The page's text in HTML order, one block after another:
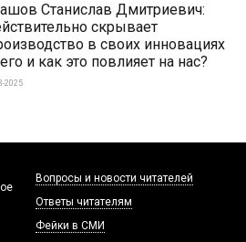
Станислав Дмитриевич:
скрывает
в своих инновациях
и как это повлияет на нас?
2025
Вопросы и новости читателей
Ответы читателям
Фейки в СМИ